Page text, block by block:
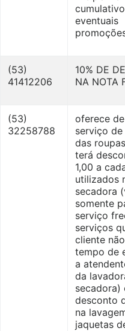
eventuais
(53)
41412206
10% DE
NA NOTA
(53)
32258788
oferece
serviço
das
terá
1,00 a
utilizados
secadora
somente
serviço
serviços
cliente
tempo de
a
da
secadora)
desconto
na
jaquetas